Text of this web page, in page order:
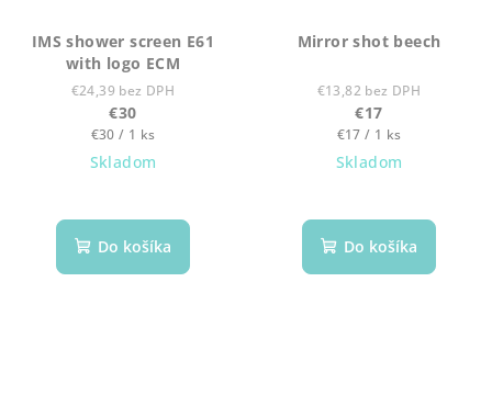
IMS shower screen E61
with logo ECM
€24,39 bez DPH
€30
Jednotková
cena:
€30 / 1 ks
Skladom
Do košíka
Mirror shot beech
€13,82 bez DPH
€17
Jednotková
cena:
€17 / 1 ks
Skladom
Do košíka